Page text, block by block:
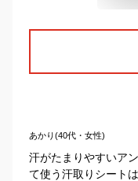
あかり(40代・女性)
汗がたまりやすいア
て使う汗取りシート